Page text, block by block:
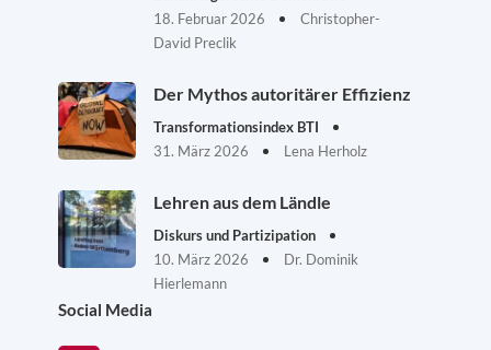
18. Februar 2026
Christopher-
David Preclik
Der Mythos autoritärer Effizienz
Transformationsindex BTI
31. März 2026
Lena Herholz
Lehren aus dem Ländle
Diskurs und Partizipation
10. März 2026
Dr. Dominik
Hierlemann
Social Media